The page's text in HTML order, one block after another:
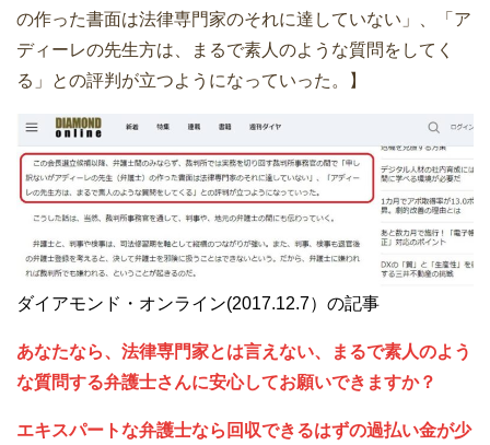
の作った書面は法律専門家のそれに達していない」、「ア
ディーレの先生方は、まるで素人のような質問をしてく
る」との評判が立つようになっていった。】
ダイアモンド・オンライン(2017.12.7）の記事
あなたなら、法律専門家とは言えない、まるで素人のよう
な質問する弁護士さんに安心してお願いできますか？
エキスパートな弁護士なら回収できるはずの過払い金が少